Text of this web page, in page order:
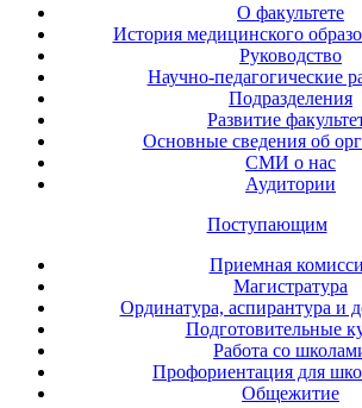
О факультете
История медицинского
Руководство
Научно-педагогические
Подразделения
Развитие
Основные сведения об
СМИ о нас
Аудитории
Поступающим
Приемная
Магистратура
Ординатура, аспирантура и
Подготовительные
Работа со
Профориентация для
Общежитие